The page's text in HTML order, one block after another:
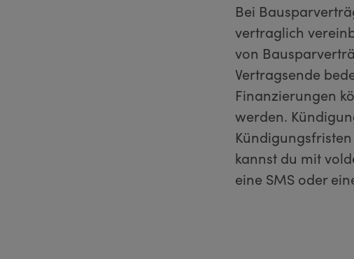
Bei
vertraglich
von
Vertragsende
Finanzierungen
werden.
kannst du mit
eine SMS oder